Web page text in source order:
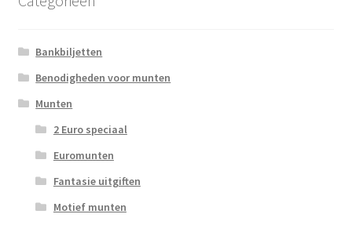
Bankbiljetten
Benodigheden voor munten
Munten
2 Euro speciaal
Euromunten
Fantasie uitgiften
Motief munten